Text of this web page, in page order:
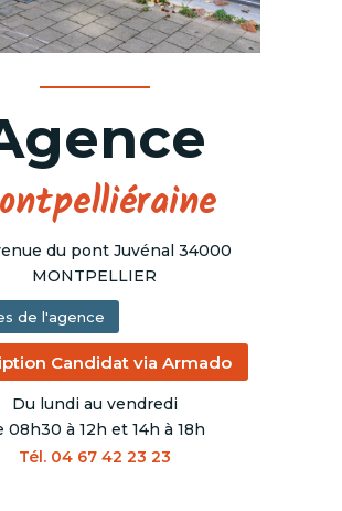
du pont Juvénal 34000
MONTPELLIER
de l'agence
Candidat via Armado
Du lundi au vendredi
08h30 à 12h et 14h à 18h
Tél. 04 67 42 23 23